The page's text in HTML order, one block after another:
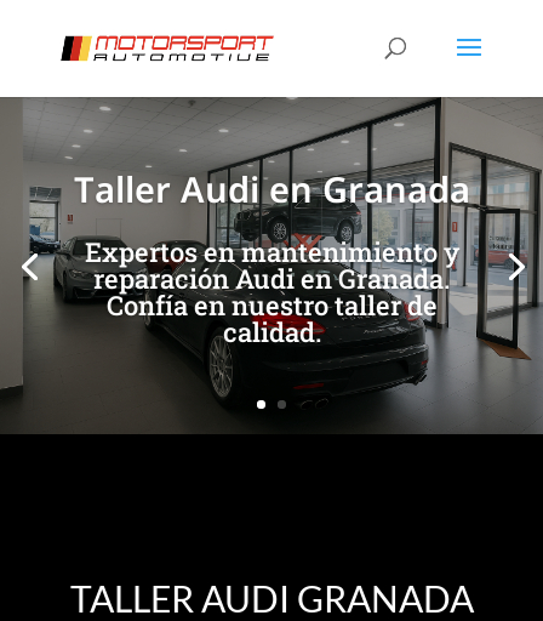
Taller Audi en Granada
Expertos en mantenimiento y
reparación Audi en Granada.
Confía en nuestro taller de
calidad.
[/et_pb_slide][/et_pb_slide]
TALLER AUDI GRANADA